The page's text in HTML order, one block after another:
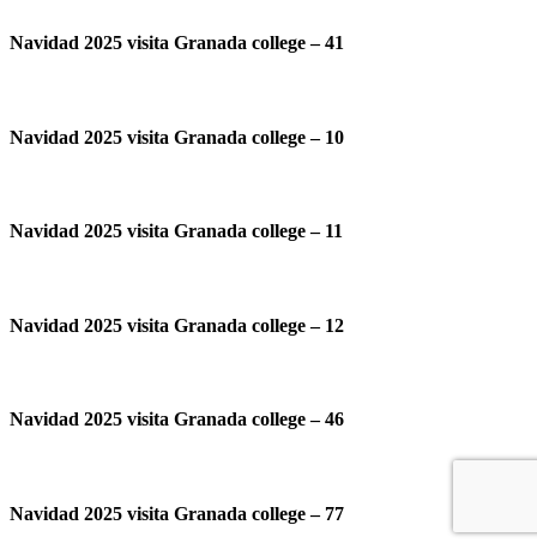
Navidad 2025 visita Granada college – 41
Navidad 2025 visita Granada college – 10
Navidad 2025 visita Granada college – 11
Navidad 2025 visita Granada college – 12
Navidad 2025 visita Granada college – 46
Navidad 2025 visita Granada college – 77